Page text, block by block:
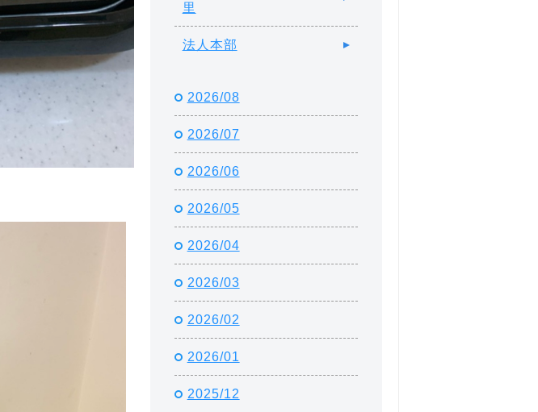
里
法人本部
2026/08
2026/07
2026/06
2026/05
2026/04
2026/03
2026/02
2026/01
2025/12